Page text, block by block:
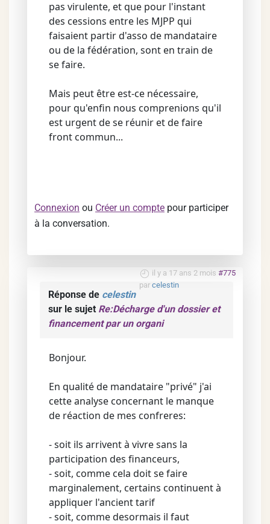
pas virulente, et que pour l'instant
des cessions entre les MJPP qui
faisaient partir d'asso de mandataire
ou de la fédération, sont en train de
se faire.
Mais peut être est-ce nécessaire,
pour qu'enfin nous comprenions qu'il
est urgent de se réunir et de faire
front commun...
Connexion ou Créer un compte pour participer
à la conversation.
il y a 17 ans 2 mois #775
par celestin
Réponse de celestin
sur le sujet Re:Décharge d'un dossier et
financement par un organi
Bonjour.
En qualité de mandataire "privé" j'ai
cette analyse concernant le manque
de réaction de mes confreres:
- soit ils arrivent à vivre sans la
participation des financeurs,
- soit, comme cela doit se faire
marginalement, certains continuent à
appliquer l'ancient tarif
- soit, comme desormais il faut